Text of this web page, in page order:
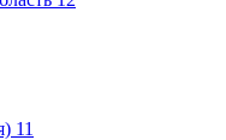
11